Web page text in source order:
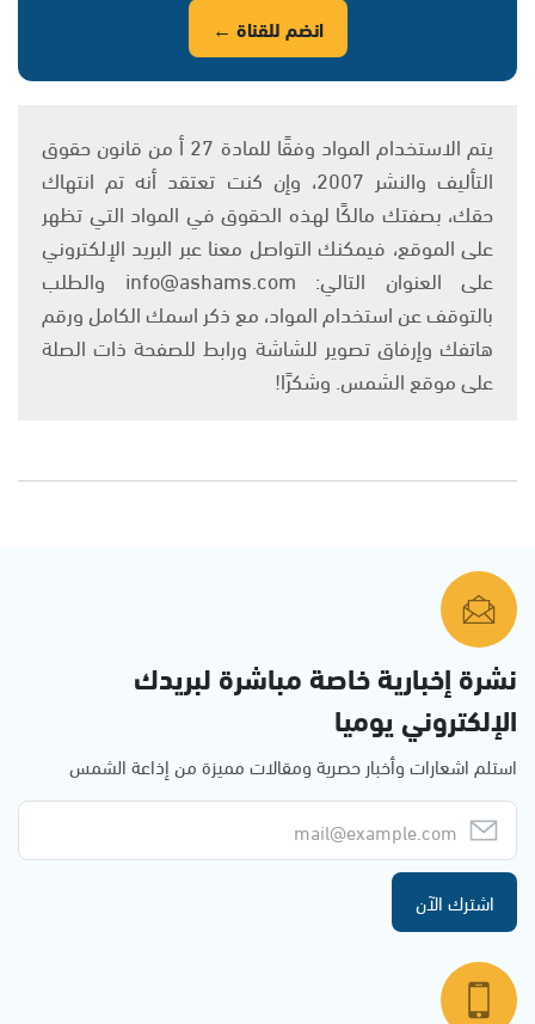
انضم للقناة ←
يتم الاستخدام المواد وفقًا للمادة 27 أ من قانون حقوق
التأليف والنشر 2007، وإن كنت تعتقد أنه تم انتهاك
حقك، بصفتك مالكًا لهذه الحقوق في المواد التي تظهر
على الموقع، فيمكنك التواصل معنا عبر البريد الإلكتروني
على العنوان التالي: info@ashams.com والطلب
بالتوقف عن استخدام المواد، مع ذكر اسمك الكامل ورقم
هاتفك وإرفاق تصوير للشاشة ورابط للصفحة ذات الصلة
على موقع الشمس. وشكرًا!
نشرة إخبارية خاصة مباشرة لبريدك
الإلكتروني يوميا
استلم اشعارات وأخبار حصرية ومقالات مميزة من إذاعة الشمس
اشترك الآن